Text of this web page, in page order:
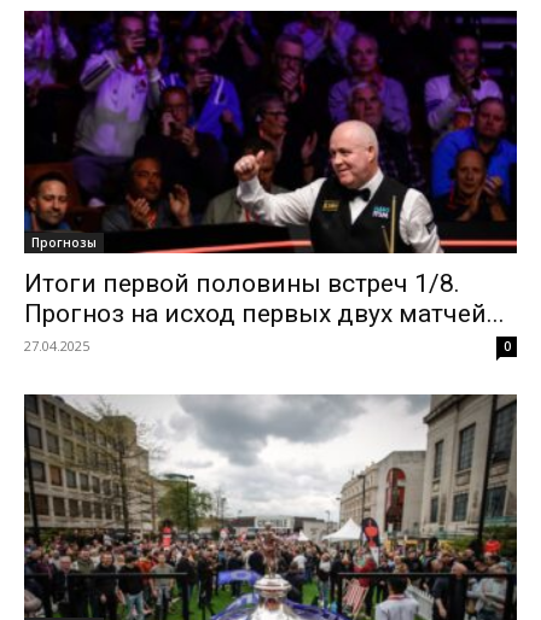
Прогнозы
Итоги первой половины встреч 1/8.
Прогноз на исход первых двух матчей...
27.04.2025 0